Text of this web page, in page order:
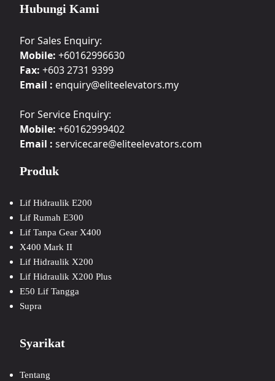
Hubungi Kami
For Sales Enquiry:
Mobile: +60162996630
Fax: +603 2731 9399
Email : enquiry@eliteelevators.my
For Service Enquiry:
Mobile: +60162999402
Email : servicecare@eliteelevators.com
Produk
Lif Hidraulik E200
Lif Rumah E300
Lif Tanpa Gear X400
X400 Mark II
Lif Hidraulik X200
Lif Hidraulik X200 Plus
E50 Lif Tangga
Supra
Syarikat
Tentang